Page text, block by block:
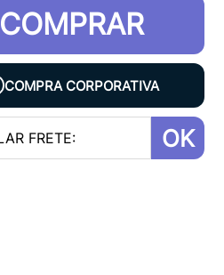
COMPRAR
COMPRA CORPORATIVA
OK